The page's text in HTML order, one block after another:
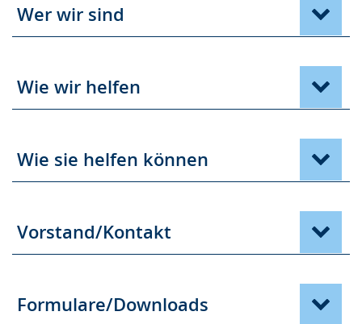
Wer wir sind
Wie wir helfen
Wie sie helfen können
Vorstand/Kontakt
Formulare/Downloads